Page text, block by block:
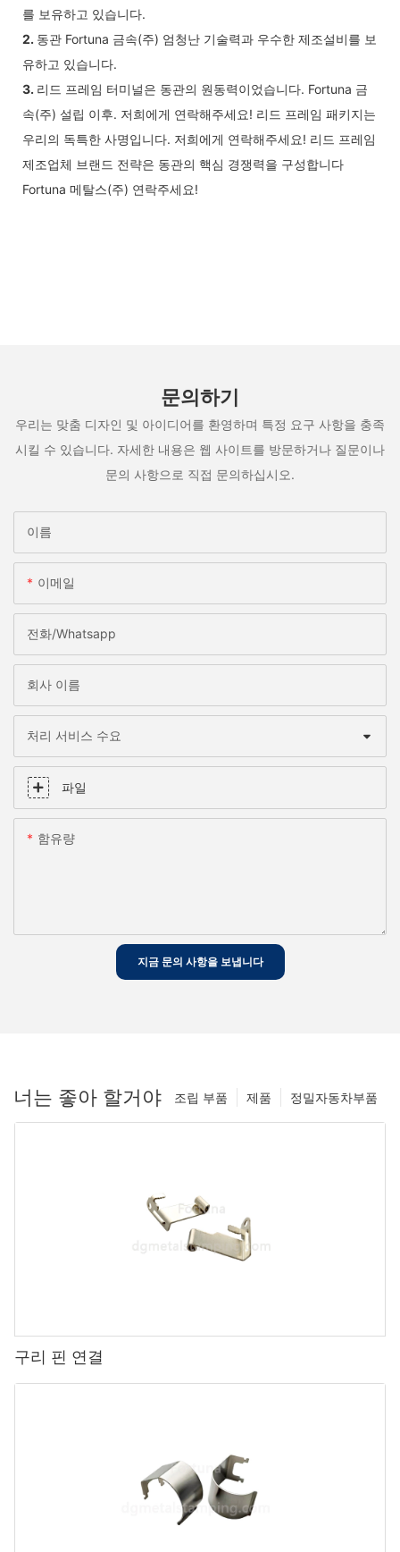
를 보유하고 있습니다.
2. 동관 Fortuna 금속(주) 엄청난 기술력과 우수한 제조설비를 보
유하고 있습니다.
3. 리드 프레임 터미널은 동관의 원동력이었습니다. Fortuna 금
속(주) 설립 이후. 저희에게 연락해주세요! 리드 프레임 패키지는
우리의 독특한 사명입니다. 저희에게 연락해주세요! 리드 프레임
제조업체 브랜드 전략은 동관의 핵심 경쟁력을 구성합니다
Fortuna 메탈스(주) 연락주세요!
문의하기
우리는 맞춤 디자인 및 아이디어를 환영하며 특정 요구 사항을 충족
시킬 수 있습니다. 자세한 내용은 웹 사이트를 방문하거나 질문이나
문의 사항으로 직접 문의하십시오.
이름
이메일
전화/whatsapp
회사 이름
처리 서비스 수요
파일
함유량
지금 문의 사항을 보냅니다
너는 좋아 할거야 정밀자동차부품
제품
조립 부품
구리 핀 연결